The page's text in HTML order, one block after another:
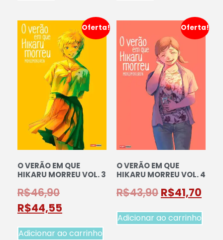
Oferta!
O VERÃO EM QUE
HIKARU MORREU VOL. 3
R$46,90
R$44,55
Adicionar ao carrinho
Oferta!
O VERÃO EM QUE
HIKARU MORREU VOL. 4
R$43,90 R$41,70
Adicionar ao carrinho